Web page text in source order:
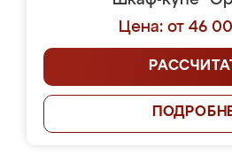
Цена: от 46